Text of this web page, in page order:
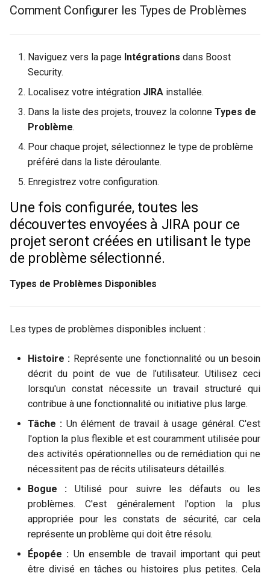
Comment Configurer les Types de Problèmes
Naviguez vers la page Intégrations dans Boost
Security.
Localisez votre intégration JIRA installée.
Dans la liste des projets, trouvez la colonne Types de
Problème.
Pour chaque projet, sélectionnez le type de problème
préféré dans la liste déroulante.
Enregistrez votre configuration.
Une fois configurée, toutes les
découvertes envoyées à JIRA pour ce
projet seront créées en utilisant le type
de problème sélectionné.
Types de Problèmes Disponibles
Les types de problèmes disponibles incluent :
Histoire : Représente une fonctionnalité ou un besoin
décrit du point de vue de l’utilisateur. Utilisez ceci
lorsqu'un constat nécessite un travail structuré qui
contribue à une fonctionnalité ou initiative plus large.
Tâche : Un élément de travail à usage général. C'est
l'option la plus flexible et est couramment utilisée pour
des activités opérationnelles ou de remédiation qui ne
nécessitent pas de récits utilisateurs détaillés.
Bogue : Utilisé pour suivre les défauts ou les
problèmes. C'est généralement l'option la plus
appropriée pour les constats de sécurité, car cela
représente un problème qui doit être résolu.
Épopée : Un ensemble de travail important qui peut
être divisé en tâches ou histoires plus petites. Cela